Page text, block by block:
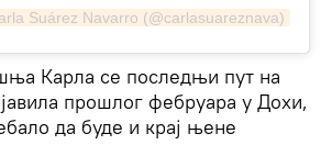
Suárez Navarro (@carlasuareznava)
Карла се последњи пут на
прошлог фебруара у Дохи,
да буде и крај њене